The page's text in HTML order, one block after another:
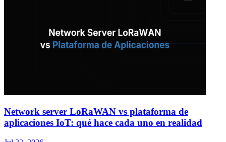
Network server LoRaWAN vs plataforma de
aplicaciones IoT: qué hace cada uno en realidad